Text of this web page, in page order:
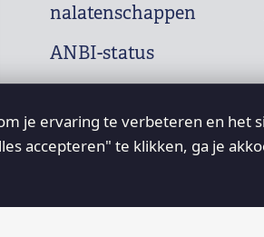
nalatenschappen
ANBI-status
je ervaring te verbeteren en het
accepteren" te klikken, ga je